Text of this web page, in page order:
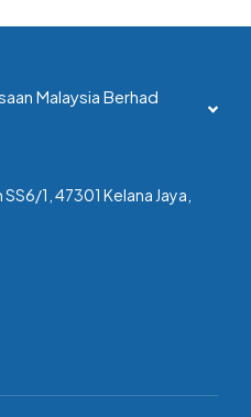
Malaysia Berhad
SS6/1, 47301 Kelana Jaya,